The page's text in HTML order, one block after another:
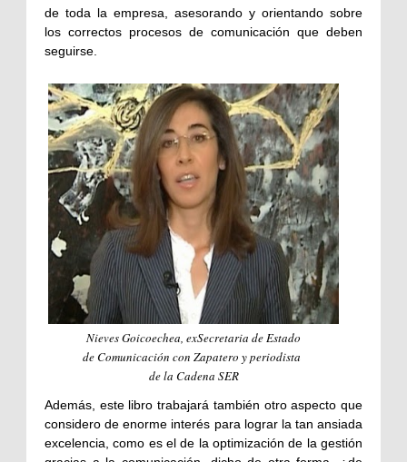
de toda la empresa, asesorando y orientando sobre
los correctos procesos de comunicación que deben
seguirse.
Nieves Goicoechea, exSecretaria de Estado
de Comunicación con Zapatero y periodista
de la Cadena SER
Además, este libro trabajará también otro aspecto que
considero de enorme interés para lograr la tan ansiada
excelencia, como es el de la optimización de la gestión